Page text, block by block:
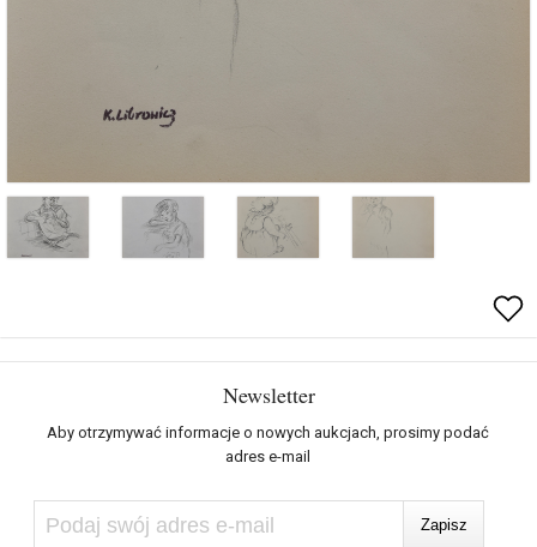
Newsletter
Aby otrzymywać informacje o nowych aukcjach, prosimy podać
adres e-mail